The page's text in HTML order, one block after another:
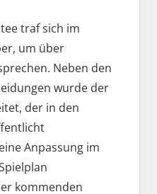
traf sich im
um über
Neben den
wurde der
der in den
Anpassung im
kommenden